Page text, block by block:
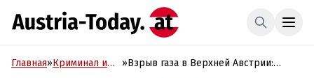
Главная»Криминал и
»Взрыв газа в Верхней Австрии: